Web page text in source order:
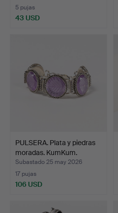
5 pujas
43 USD
PULSERA. Plata y piedras
moradas. KumKum.
Subastado 25 may 2026
17 pujas
106 USD